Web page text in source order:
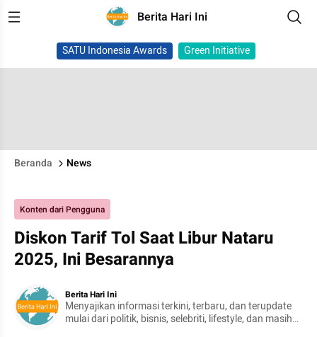
Berita Hari Ini
SATU Indonesia Awards Green Initiative
Beranda News
Konten dari Pengguna
Diskon Tarif Tol Saat Libur Nataru
2025, Ini Besarannya
Berita Hari Ini
Menyajikan informasi terkini, terbaru, dan terupdate
mulai dari politik, bisnis, selebriti, lifestyle, dan masih